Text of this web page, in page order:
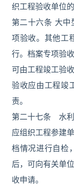
织工程验收单位
第二十六条 大中
项验收。其他工
行。档案专项验
可由工程竣工验
验收应由工程竣
责。
第二十七条 水利
应组织工程参建
档情况进行自检
后，可向有关单
收申请。